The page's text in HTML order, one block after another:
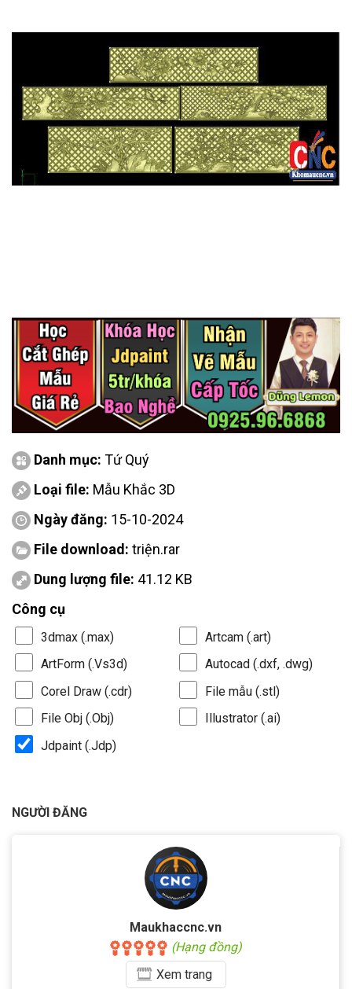
Danh mục: Tứ Quý
Loại file: Mẫu Khắc 3D
Ngày đăng: 15-10-2024
File download: triện.rar
Dung lượng file: 41.12 KB
Công cụ
3dmax (.max)
Artcam (.art)
ArtForm (.Vs3d)
Autocad (.dxf, .dwg)
Corel Draw (.cdr)
File mẫu (.stl)
File Obj (.Obj)
Illustrator (.ai)
Jdpaint (.Jdp)
NGƯỜI ĐĂNG
Maukhaccnc.vn
(Hạng đồng)
Xemtrang